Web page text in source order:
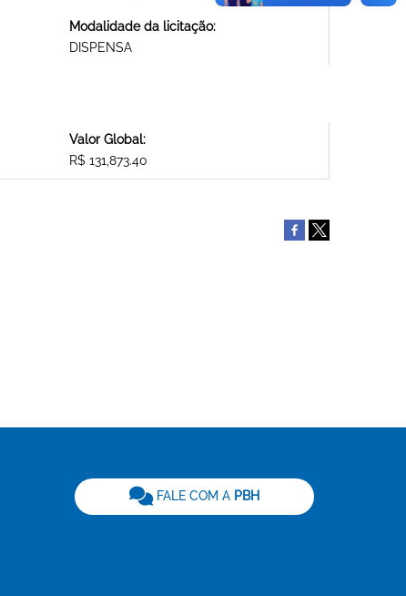
Modalidade da licitação:
DISPENSA
Valor Global:
R$ 131,873.40
FALE COM A PBH